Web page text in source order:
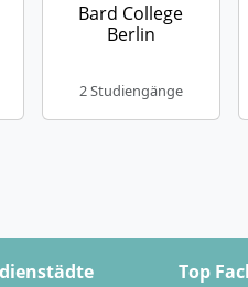
Bard College
Berlin
2 Studiengänge
Top